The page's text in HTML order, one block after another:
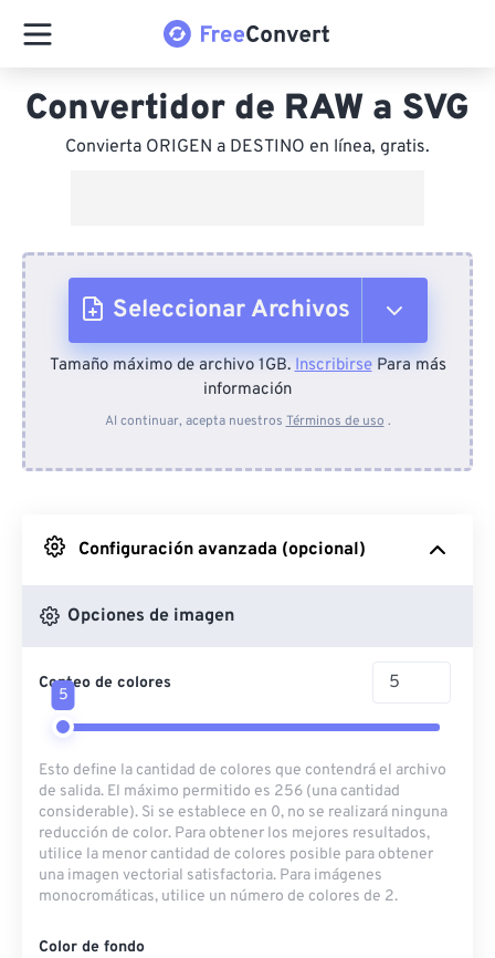
Convertidor de RAW a SVG
Convierta ORIGEN a DESTINO en línea, gratis.
Seleccionar Archivos
Desde el dispositivo
Desde Google Drive
Desde OneDrive
Desde URL
Tamaño máximo de archivo 1GB.InscribirsePara más
información
Al continuar, acepta nuestros Términos de uso .
Configuración avanzada (opcional)
Opciones de imagen
Conteo de colores
5
Esto define la cantidad de colores que contendrá el archivo
de salida. El máximo permitido es 256 (una cantidad
considerable). Si se establece en 0, no se realizará ninguna
reducción de color. Para obtener los mejores resultados,
utilice la menor cantidad de colores posible para obtener
una imagen vectorial satisfactoria. Para imágenes
monocromáticas, utilice un número de colores de 2.
Color de fondo